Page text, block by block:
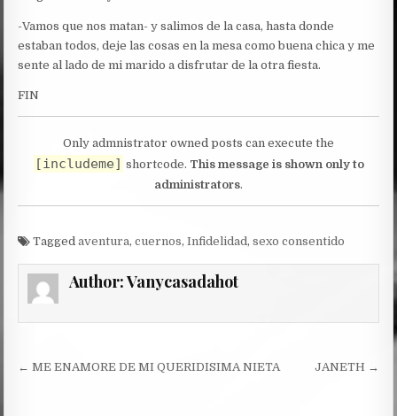
-Vamos que nos matan- y salimos de la casa, hasta donde
estaban todos, deje las cosas en la mesa como buena chica y me
sente al lado de mi marido a disfrutar de la otra fiesta.
FIN
Only admnistrator owned posts can execute the
[includeme] shortcode. This message is shown only to
administrators.
Taggedaventura,cuernos,Infidelidad,sexo consentido
Author:Vanycasadahot
Post
← ME ENAMORE DE MI QUERIDISIMA NIETA JANETH →